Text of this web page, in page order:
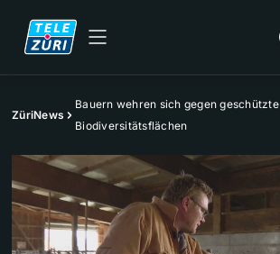
ZüriNews
Bauern wehren sich gegen geschützte
Biodiversitätsflächen